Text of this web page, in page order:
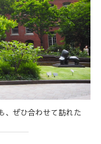
、ぜひ合わせて訪れた